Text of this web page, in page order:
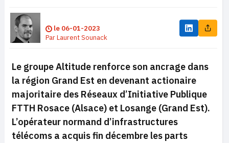
le 06-01-2023
ParLaurent Sounack
Le groupe Altitude renforce son ancrage dans
la région Grand Est en devenant actionaire
majoritaire des Réseaux d’Initiative Publique
FTTH Rosace (Alsace) et Losange (Grand Est).
L’opérateur normand d’infrastructures
télécoms a acquis fin décembre les parts